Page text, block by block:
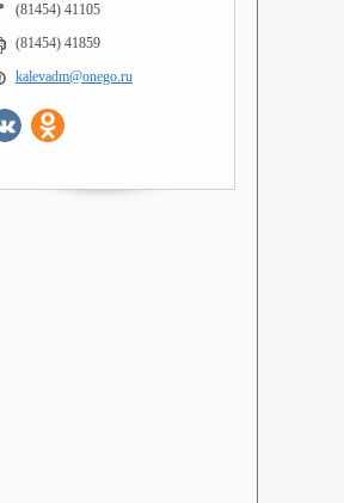
(81454) 41105
(81454) 41859
kalevadm@onego.ru